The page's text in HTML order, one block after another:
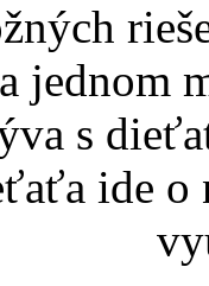
jednom
s
ide o